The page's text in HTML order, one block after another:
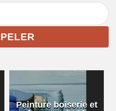
Peinture boiserie et